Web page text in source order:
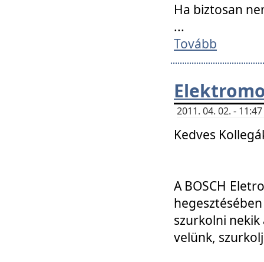
Ha biztosan
...
Tovább
2011. 04. 02. -
Kedves
A BOSCH
szurkolni
velünk,